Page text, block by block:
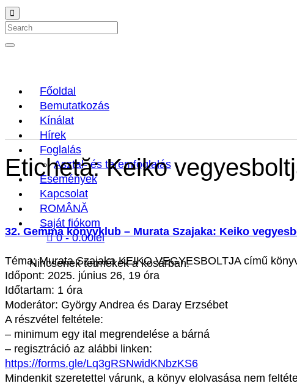
Search
Főoldal
Bemutatkozás
Kínálat
Hírek
Foglalás
Asztal- és teremfoglalás
Események
Kapcsolat
ROMÂNĂ
Saját fiókom
0 -0.00lei
Nincsenek termékek a kosárban.
Etichetă:Keiko
32. Gemma könyvklub – Murata Szajaka: Keiko
Téma: Murata Szajaka KEIKO VEGYESBOLTJA című
Időpont: 2025. június 26, 19 óra
Időtartam: 1 óra
Moderátor: György Andrea és Daray Erzsébet
A részvétel feltétele:
– minimum egy ital megrendelése a bárná
– regisztráció az alábbi linken:
https://forms.gle/Lq3gRSNwidKNbzKS6
Mindenkit szeretettel várunk, a könyv elolvasása nem